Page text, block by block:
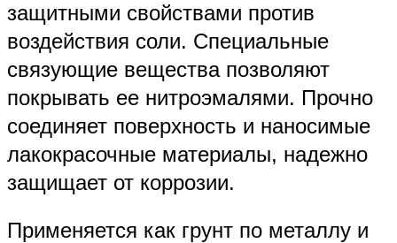
защитными свойствами против
воздействия соли. Специальные
связующие вещества позволяют
покрывать ее нитроэмалями. Прочно
соединяет поверхность и наносимые
лакокрасочные материалы, надежно
защищает от коррозии.
Применяется как грунт по металлу и